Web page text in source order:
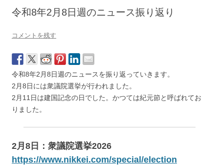
令和8年2月8日週のニュース振り返り
コメントを残す
令和8年2月8日週のニュースを振り返っていきます。
2月8日には衆議院選挙が行われました。
2月11日は建国記念の日でした。かつては紀元節と呼ばれてお
りました。
2月8日：衆議院選挙2026
https://www.nikkei.com/special/election